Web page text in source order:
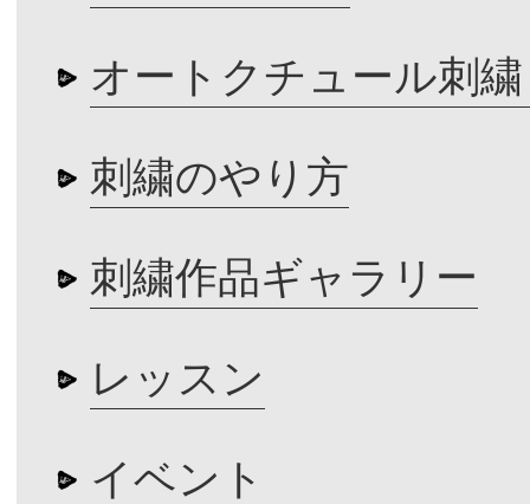
オートクチュール刺
刺繍のやり方
刺繍作品ギャラリー
レッスン
イベント